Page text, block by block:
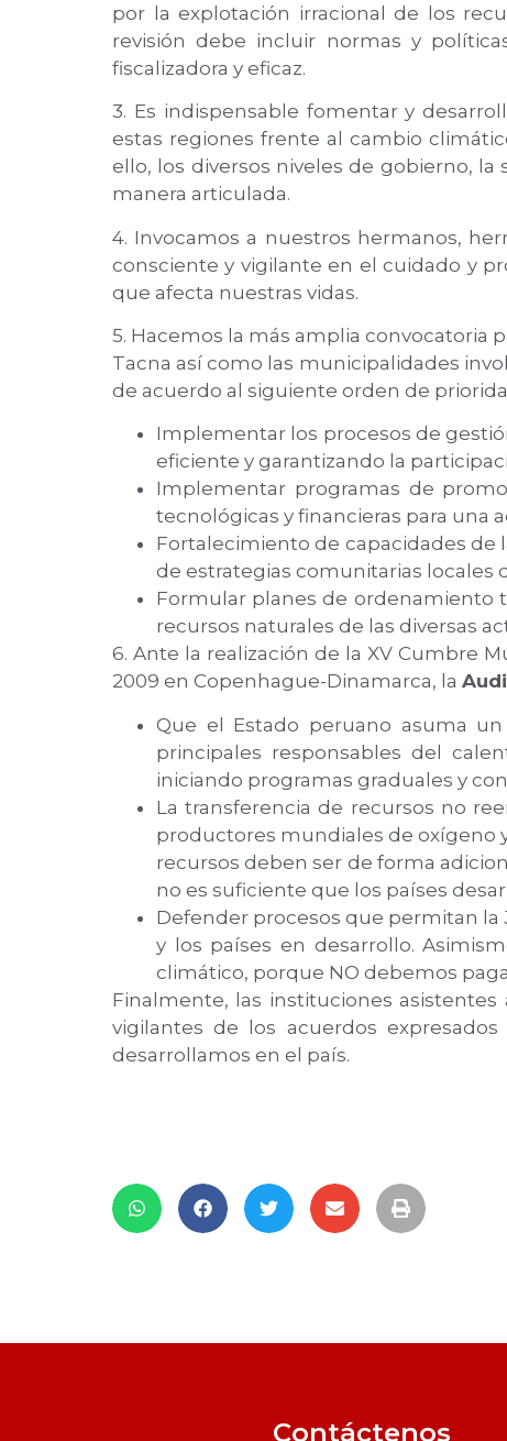
por la explotación irracional de los
revisión debe incluir normas y
fiscalizadora y eficaz.
3. Es indispensable fomentar y
estas regiones frente al cambio
ello, los diversos niveles de gobierno,
manera articulada.
4. Invocamos a nuestros hermanos,
consciente y vigilante en el cuidado y
que afecta nuestras vidas.
5. Hacemos la más amplia convocatoria
Tacna así como las municipalidades
de acuerdo al siguiente orden de
Implementar los procesos de
eficiente y garantizando la
Implementar programas de
tecnológicas y financieras para una
Fortalecimiento de capacidades de
de estrategias comunitarias locales
Formular planes de ordenamiento
recursos naturales de las diversas
6. Ante la realización de la XV Cumbre
2009 en Copenhague-Dinamarca, la
Que el Estado peruano asuma
principales responsables del
iniciando programas graduales y
La transferencia de recursos no
productores mundiales de oxígeno
recursos deben ser de forma
no es suficiente que los países
Defender procesos que permitan la
y los países en desarrollo.
climático, porque NO debemos
Finalmente, las instituciones asistentes
vigilantes de los acuerdos
desarrollamos en el país.
Contáctenos